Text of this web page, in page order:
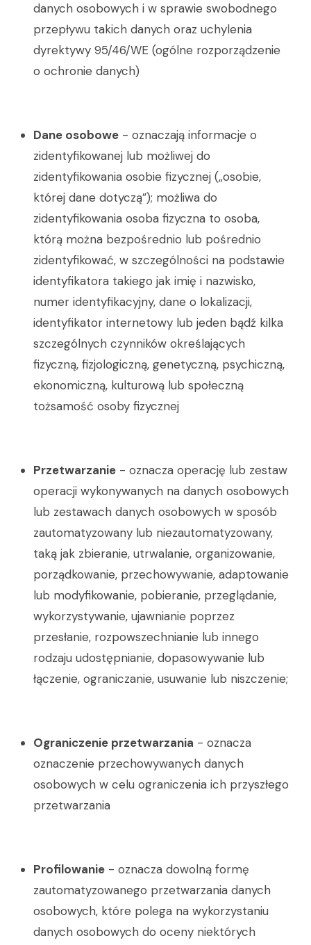
danych osobowych i w sprawie swobodnego
przepływu takich danych oraz uchylenia
dyrektywy 95/46/WE (ogólne rozporządzenie
o ochronie danych)
Dane osobowe - oznaczają informacje o
zidentyfikowanej lub możliwej do
zidentyfikowania osobie fizycznej („osobie,
której dane dotyczą”); możliwa do
zidentyfikowania osoba fizyczna to osoba,
którą można bezpośrednio lub pośrednio
zidentyfikować, w szczególności na podstawie
identyfikatora takiego jak imię i nazwisko,
numer identyfikacyjny, dane o lokalizacji,
identyfikator internetowy lub jeden bądź kilka
szczególnych czynników określających
fizyczną, fizjologiczną, genetyczną, psychiczną,
ekonomiczną, kulturową lub społeczną
tożsamość osoby fizycznej
Przetwarzanie - oznacza operację lub zestaw
operacji wykonywanych na danych osobowych
lub zestawach danych osobowych w sposób
zautomatyzowany lub niezautomatyzowany,
taką jak zbieranie, utrwalanie, organizowanie,
porządkowanie, przechowywanie, adaptowanie
lub modyfikowanie, pobieranie, przeglądanie,
wykorzystywanie, ujawnianie poprzez
przesłanie, rozpowszechnianie lub innego
rodzaju udostępnianie, dopasowywanie lub
łączenie, ograniczanie, usuwanie lub niszczenie;
Ograniczenie przetwarzania - oznacza
oznaczenie przechowywanych danych
osobowych w celu ograniczenia ich przyszłego
przetwarzania
Profilowanie - oznacza dowolną formę
zautomatyzowanego przetwarzania danych
osobowych, które polega na wykorzystaniu
danych osobowych do oceny niektórych